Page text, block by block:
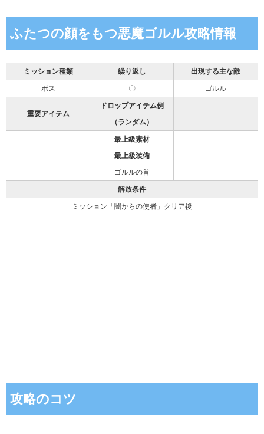
ふたつの顔をもつ悪魔ゴルル攻略情報
ミッション種類 繰り返し 出現する主な敵
ボス 〇 ゴルル
重要アイテム
ドロップアイテム例
（ランダム）
-
最上級素材
最上級装備
ゴルルの首
解放条件
ミッション「闇からの使者」クリア後
攻略のコツ